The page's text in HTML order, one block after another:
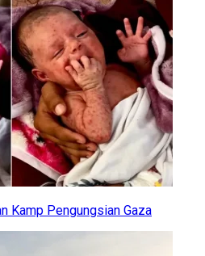
Kamp Pengungsian Gaza